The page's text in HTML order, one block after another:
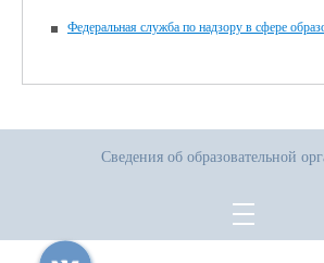
Федеральная служба по надзору в сфере
Сведения об образовательной